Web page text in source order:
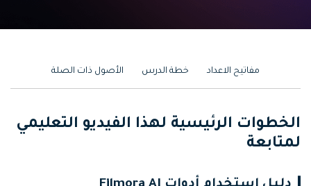
مفاتيح الاعداد خطة الدرس الأصول ذات الصلة
الخطوات الرئيسية لهذا الفيديو التعليمي
لمتابعة